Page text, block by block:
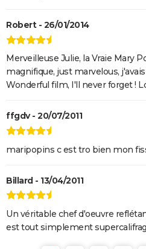
Robert - 26/01/2014
Merveilleuse Julie, la Vraie Mary
magnifique, just marvelous,
Wonderful film, I'll never forget !
ffgdv - 20/07/2011
maripopins c est tro bien mon
Billard - 13/04/2011
Un véritable chef d'oeuvre
est tout simplement